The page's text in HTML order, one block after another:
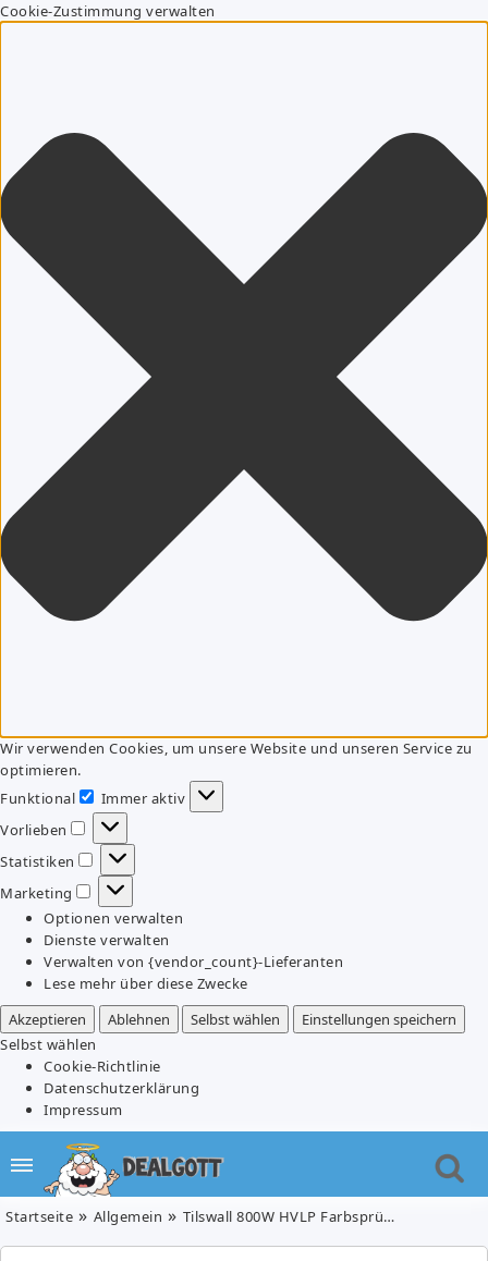
Cookie-Zustimmung verwalten
Wir verwenden Cookies, um unsere Website und unseren Service zu
optimieren.
Funktional
Funktional
Immer aktiv
Vorlieben
Vorlieben
Statistiken
Statistiken
Marketing
Marketing
Optionen verwalten
Dienste verwalten
Verwalten von {vendor_count}-Lieferanten
Lese mehr über diese Zwecke
Akzeptieren
Ablehnen Selbst wählen
Einstellungen speichern
Selbst wählen
Cookie-Richtlinie
Datenschutzerklärung
Impressum
Startseite Allgemein Tilswall 800W HVLP Farbsprühsystem mit 50% Kassen-Rabatt für 39,99€